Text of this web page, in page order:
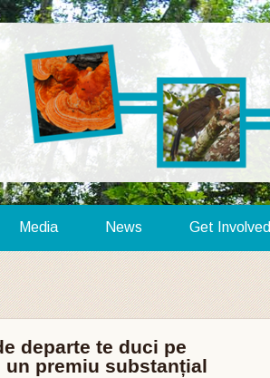
Media News Get Involved
departe te duci pe
un premiu substanțial